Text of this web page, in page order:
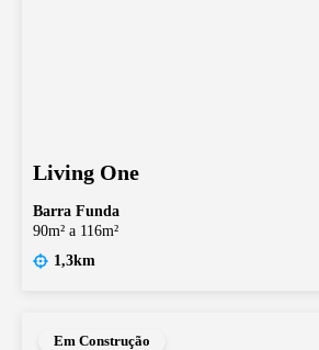
Living One
Barra Funda
90m² a 116m²
1,3km
Em Construção